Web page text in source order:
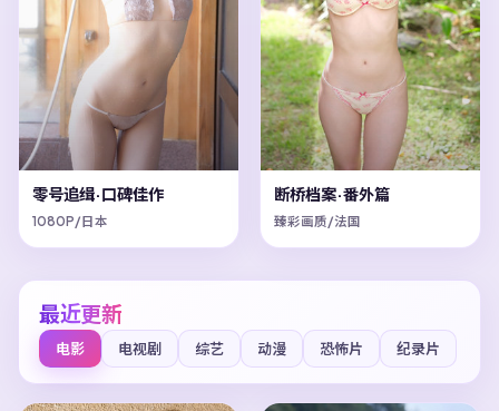
零号追缉·口碑佳作
1080P/日本
断桥档案·番外篇
臻彩画质/法国
最近更新
电影 电视剧 综艺 动漫 恐怖片 纪录片